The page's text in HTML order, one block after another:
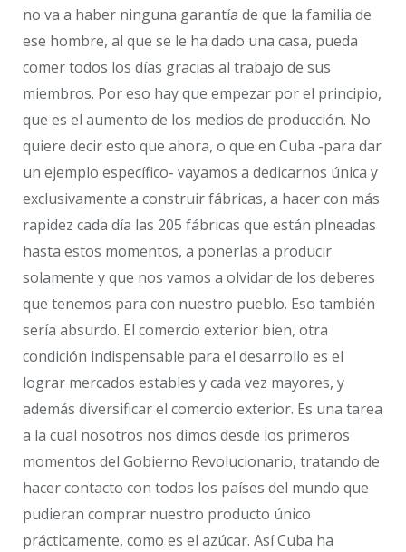
no va a haber ninguna garantía de que la familia de
ese hombre, al que se le ha dado una casa, pueda
comer todos los días gracias al trabajo de sus
miembros. Por eso hay que empezar por el principio,
que es el aumento de los medios de producción. No
quiere decir esto que ahora, o que en Cuba -para dar
un ejemplo específico- vayamos a dedicarnos única y
exclusivamente a construir fábricas, a hacer con más
rapidez cada día las 205 fábricas que están plneadas
hasta estos momentos, a ponerlas a producir
solamente y que nos vamos a olvidar de los deberes
que tenemos para con nuestro pueblo. Eso también
sería absurdo. El comercio exterior bien, otra
condición indispensable para el desarrollo es el
lograr mercados estables y cada vez mayores, y
además diversificar el comercio exterior. Es una tarea
a la cual nosotros nos dimos desde los primeros
momentos del Gobierno Revolucionario, tratando de
hacer contacto con todos los países del mundo que
pudieran comprar nuestro producto único
prácticamente, como es el azúcar. Así Cuba ha